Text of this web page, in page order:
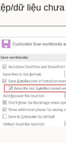
dữ liệu